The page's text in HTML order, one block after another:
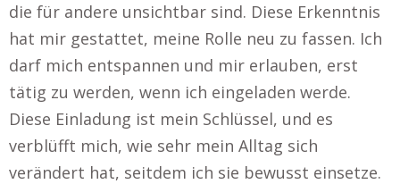
die für andere unsichtbar sind. Diese Erkenntnis
hat mir gestattet, meine Rolle neu zu fassen. Ich
darf mich entspannen und mir erlauben, erst
tätig zu werden, wenn ich eingeladen werde.
Diese Einladung ist mein Schlüssel, und es
verblüfft mich, wie sehr mein Alltag sich
verändert hat, seitdem ich sie bewusst einsetze.